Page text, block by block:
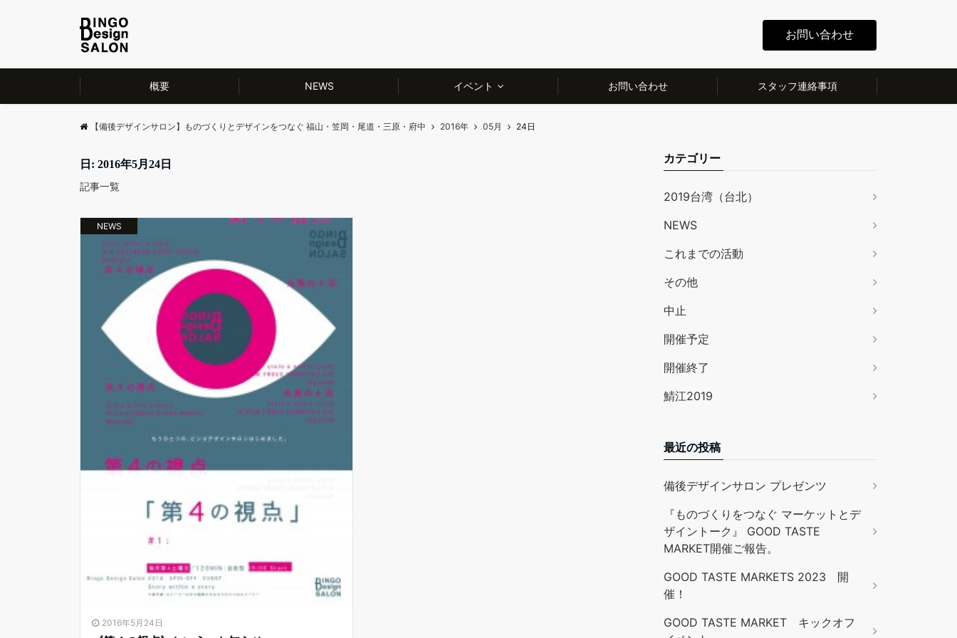
お問い合わせ
概要 NEWS イベント お問い合わせ スタッフ連絡事項
【備後デザインサロン】ものづくりとデザインをつなぐ 福山・笠岡・尾道・三原・府中 2016年 05月 24日
日: 2016年5月24日
記事一覧
NEWS
2016年5月24日
カテゴリー
2019台湾（台北）
NEWS
これまでの活動
その他
中止
開催予定
開催終了
鯖江2019
最近の投稿
備後デザインサロン プレゼンツ
『ものづくりをつなぐ マーケットとデ
ザイントーク』 GOOD TASTE
MARKET開催ご報告。
GOOD TASTE MARKETS 2023 開
催！
GOOD TASTE MARKET キックオフ